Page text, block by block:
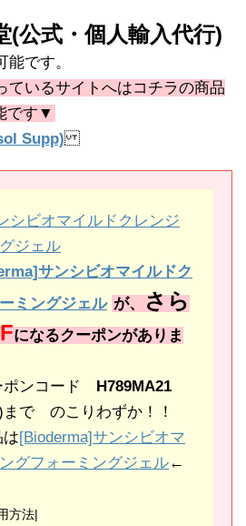
(公式・個人輸入代行)
です。
いるサイトへはコチラの商品
です▼
Supp)
サンシビオマイルドク
ミングジェル が、 さら
になるクーポンがありま
ポンコード H789MA21
で のこりわずか！！
[Bioderma]サンシビオマ
グフォーミングジェル←
方法|